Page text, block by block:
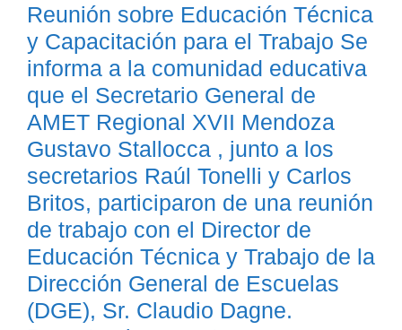
Reunión sobre Educación Técnica
y Capacitación para el Trabajo Se
informa a la comunidad educativa
que el Secretario General de
AMET Regional XVII Mendoza
Gustavo Stallocca , junto a los
secretarios Raúl Tonelli y Carlos
Britos, participaron de una reunión
de trabajo con el Director de
Educación Técnica y Trabajo de la
Dirección General de Escuelas
(DGE), Sr. Claudio Dagne.